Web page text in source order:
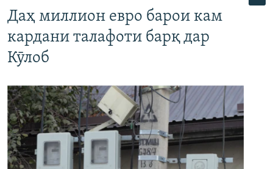
Даҳ миллион евро барои кам
кардани талафоти барқ дар
Кӯлоб